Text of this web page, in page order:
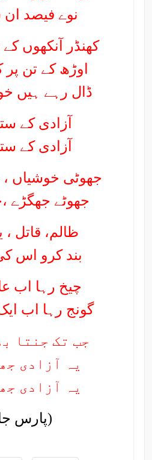
نوے فیصد
کھنڈر آنکھوں
اوڑھ کے تن
ڈال رہے ہیں
آزادی کے
آزادی کے
جھوٹی خوشیاں
جھوٹے جھگڑے
ظالم، قاتل ،
بند کرو اس
چیخ رہا اب
گونج رہا اب
جب تک جنتا
یہ آزادی
یہ آزادی
(پارس